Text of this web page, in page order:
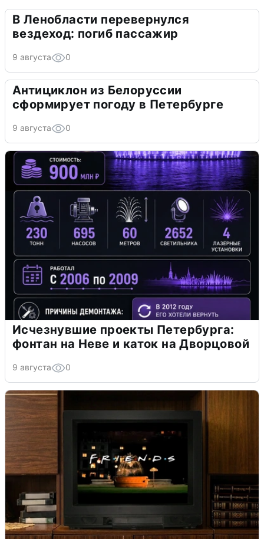
В Ленобласти перевернулся
вездеход: погиб пассажир
9 августа 0
Антициклон из Белоруссии
сформирует погоду в Петербурге
9 августа 0
Исчезнувшие проекты Петербурга:
фонтан на Неве и каток на Дворцовой
9 августа 0